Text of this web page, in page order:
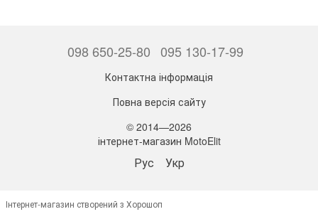
098 650-25-80 095 130-17-99
Контактна інформація
Повна версія сайту
© 2014—2026
інтернет-магазин MotoElit
Рус Укр
Інтернет-магазин створений з Хорошоп